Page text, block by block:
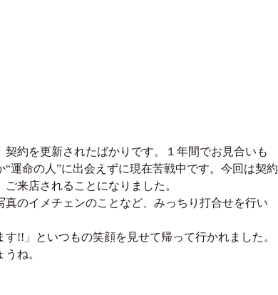
約を更新されたばかりです。１年間でお見合いも
運命の人”に出会えずに現在苦戦中です。今回は契約
来店されることになりました。
のイメチェンのことなど、みっちり打合せを行い
!!」といつもの笑顔を見せて帰って行かれました。
ね。